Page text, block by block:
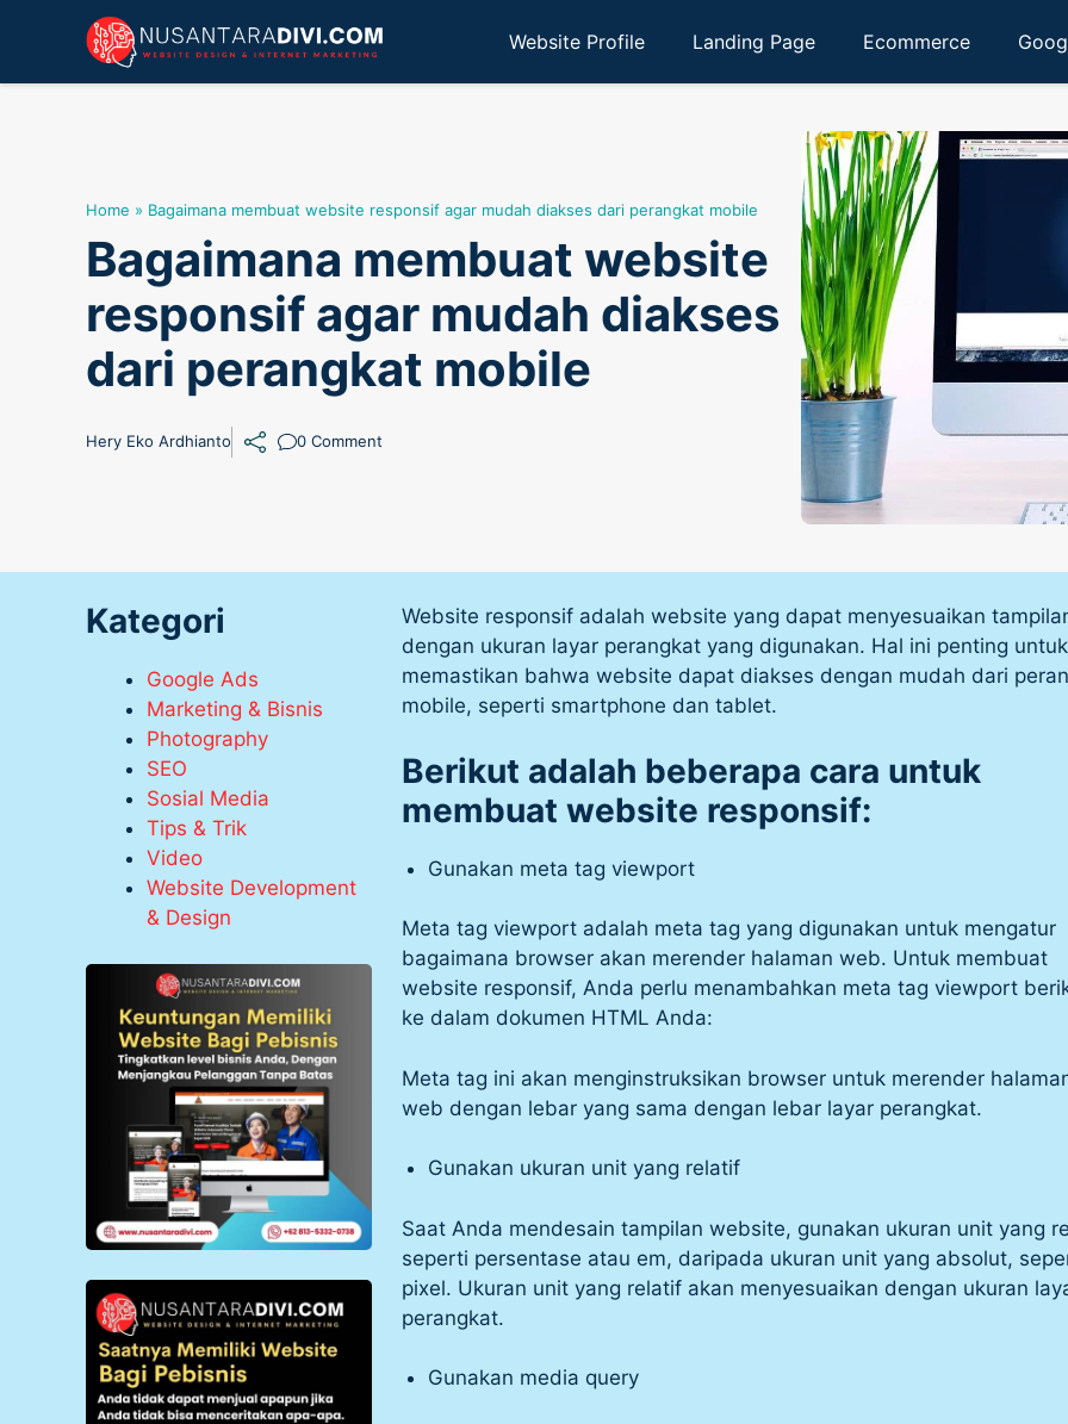
Website Profile Landing Page Ecommerce
Home » Bagaimana membuat website responsif agar mudah diakses dari perangkat mobile
Bagaimana membuat website
responsif agar mudah diakses
dari perangkat mobile
Hery Eko Ardhianto 0 Comment
Website responsif adalah website yang dapat menyesuaikan
dengan ukuran layar perangkat yang digunakan. Hal ini penting untuk
memastikan bahwa website dapat diakses dengan mudah dari
mobile, seperti smartphone dan tablet.
Berikut adalah beberapa cara untuk
membuat website responsif:
Gunakan meta tag viewport
Meta tag viewport adalah meta tag yang digunakan untuk mengatur
bagaimana browser akan merender halaman web. Untuk membuat
website responsif, Anda perlu menambahkan meta tag viewport
ke dalam dokumen HTML Anda:
Meta tag ini akan menginstruksikan browser untuk merender
web dengan lebar yang sama dengan lebar layar perangkat.
Gunakan ukuran unit yang relatif
Saat Anda mendesain tampilan website, gunakan ukuran unit yang
seperti persentase atau em, daripada ukuran unit yang absolut,
pixel. Ukuran unit yang relatif akan menyesuaikan dengan ukuran
perangkat.
Gunakan media query
Kategori
Google Ads
Marketing & Bisnis
Photography
SEO
Sosial Media
Tips & Trik
Video
Website Development
& Design